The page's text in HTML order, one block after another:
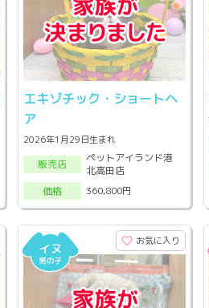
エキゾチック・ショートヘ
ア
2026年1月29日生まれ
販売店
ペットアイランド港
北高田店
価格
360,800円
お気に入り